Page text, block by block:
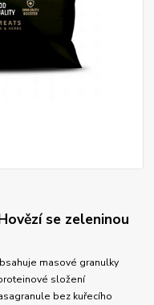
se zeleninou
masové granulky
složení
bez kuřecího